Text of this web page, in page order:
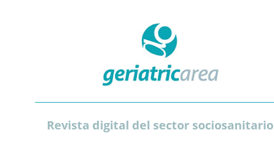
Revista digital del sector sociosanitario